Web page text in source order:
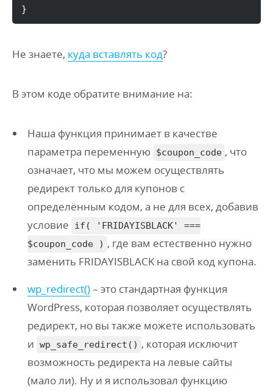
}
Не знаете, куда вставлять код?
В этом коде обратите внимание на:
Наша функция принимает в качестве
параметра переменную $coupon_code , что
означает, что мы можем осуществлять
редирект только для купонов с
определённым кодом, а не для всех, добавив
условие
if( 'FRIDAYISBLACK' ===
$coupon_code ) , где вам естественно нужно
заменить FRIDAYISBLACK на свой код купона.
wp_redirect()– это стандартная функция
WordPress, которая позволяет осуществлять
редирект, но вы также можете использовать
и wp_safe_redirect() , которая исключит
возможность редиректа на левые сайты
(мало ли). Ну и я использовал функцию